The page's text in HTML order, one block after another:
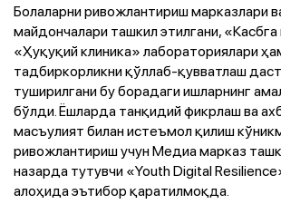
Болаларни ривожлантириш марказлари
майдончалари ташкил этилгани,
«Ҳуқуқий клиника» лабораториялари
тадбиркорликни қўллаб-қувватлаш
туширилгани бу борадаги ишларнинг
бўлди. Ёшларда танқидий фикрлаш ва
масъулият билан истеъмол қилиш
ривожлантириш учун Медиа марказ
назарда тутувчи «Youth Digital
алоҳида эътибор қаратилмоқда.